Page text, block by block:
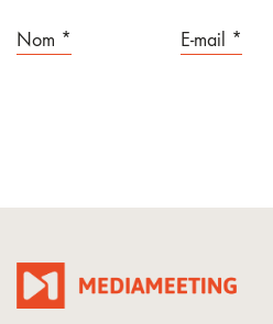
Nom * E-mail *